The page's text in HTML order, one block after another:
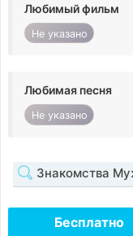
Любимый фильм
Не указано
Любимая песня
Не указано
Знакомства
Бесплатно